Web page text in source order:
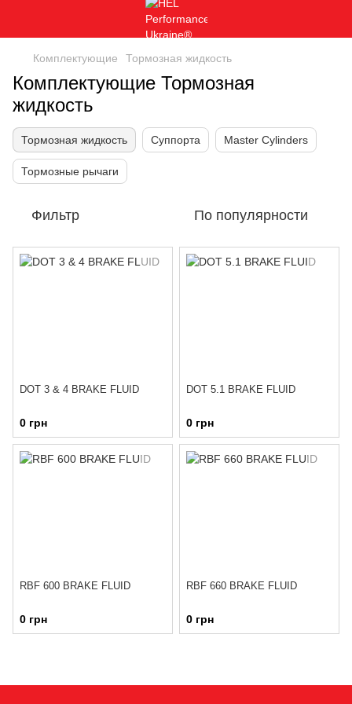
Комплектующие Тормозная жидкость
Комплектующие Тормозная
жидкость
Тормозная жидкость Суппорта Master Cylinders
Тормозные рычаги
Фильтр По популярности
DOT 3 & 4 BRAKE FLUID
0 грн
DOT 5.1 BRAKE FLUID
0 грн
RBF 600 BRAKE FLUID
0 грн
RBF 660 BRAKE FLUID
0 грн